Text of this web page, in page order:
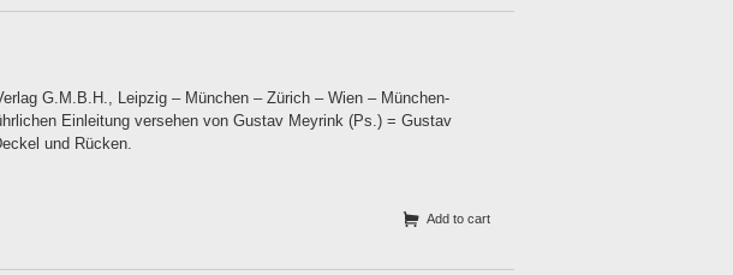
G.M.B.H., Leipzig – München – Zürich – Wien – München-
Einleitung versehen von Gustav Meyrink (Ps.) = Gustav
und Rücken.
Add to cart